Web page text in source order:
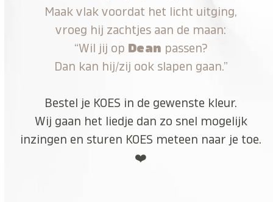
Maak vlak voordat het licht uitging,
vroeg hij zachtjes aan de maan:
“Wil jij op Dean passen?
Dan kan hij/zij ook slapen gaan.”
Bestel je KOES in de gewenste kleur.
Wij gaan het liedje dan zo snel mogelijk
inzingen en sturen KOES meteen naar je toe.
❤️